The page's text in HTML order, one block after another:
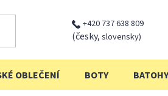
+420 737 638 809
(česky, slovensky)
OBLEČENÍ BOTY BATOHY